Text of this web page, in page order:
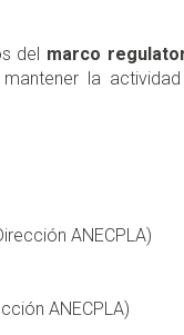
del marco
la
ANECPLA)
ANECPLA)